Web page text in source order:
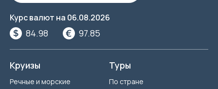
Курс валют на 06.08.2026
84.98 97.85
Круизы
Речные и морские
Туры
По стране